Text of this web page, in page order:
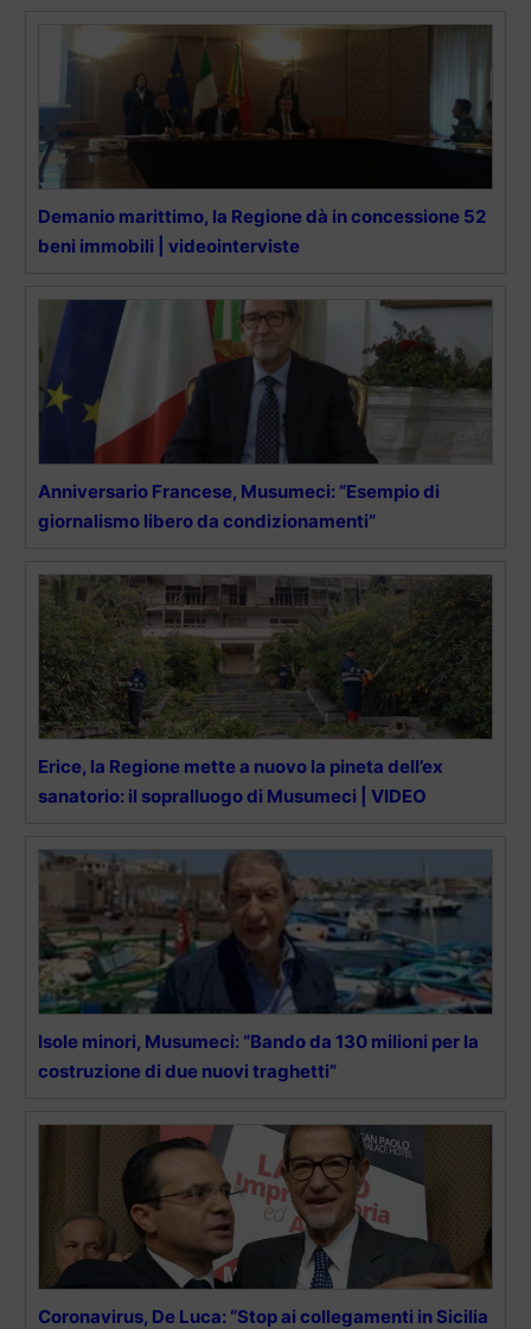
Demanio marittimo, la Regione dà in concessione 52
beni immobili | videointerviste
Anniversario Francese, Musumeci: “Esempio di
giornalismo libero da condizionamenti”
Erice, la Regione mette a nuovo la pineta dell’ex
sanatorio: il sopralluogo di Musumeci | VIDEO
Isole minori, Musumeci: “Bando da 130 milioni per la
costruzione di due nuovi traghetti”
Coronavirus, De Luca: “Stop ai collegamenti in Sicilia